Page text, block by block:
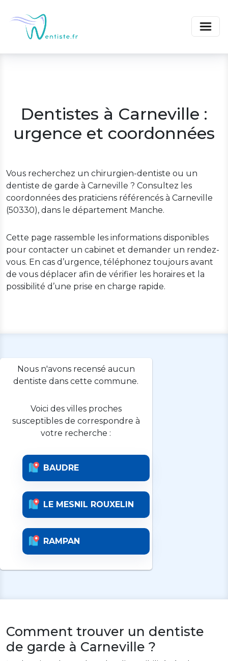
Dentistes à Carneville :
urgence et coordonnées
Vous recherchez un chirurgien-dentiste ou un
dentiste de garde à Carneville ? Consultez les
coordonnées des praticiens référencés à Carneville
(50330), dans le département Manche.
Cette page rassemble les informations disponibles
pour contacter un cabinet et demander un rendez-
vous. En cas d’urgence, téléphonez toujours avant
de vous déplacer afin de vérifier les horaires et la
possibilité d’une prise en charge rapide.
Nous n'avons recensé aucun
dentiste dans cette commune.
Voici des villes proches
susceptibles de correspondre à
votre recherche :
BAUDRE
LE MESNIL ROUXELIN
RAMPAN
Comment trouver un dentiste
de garde à Carneville ?